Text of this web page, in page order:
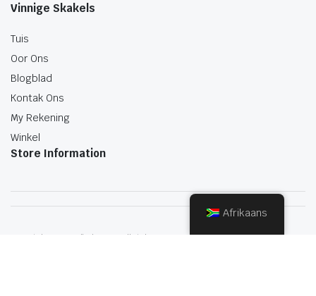
Vinnige Skakels
Tuis
Oor Ons
Blogblad
Kontak Ons
My Rekening
Winkel
Store Information
Copyright 2022.KlbTheme . All rights reserved
Afrikaans